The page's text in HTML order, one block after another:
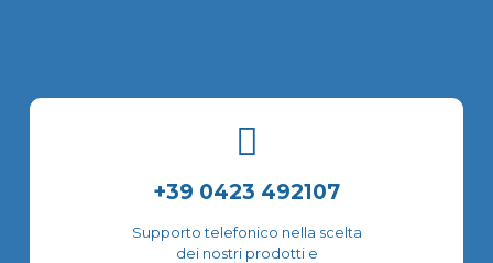
scelte
nella
prodotto
+39 0423 492107
Supporto telefonico nella scelta
dei nostri prodotti e